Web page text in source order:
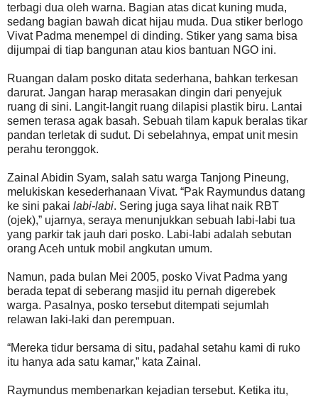
terbagi dua oleh warna. Bagian atas dicat kuning muda,
sedang bagian bawah dicat hijau muda. Dua stiker berlogo
Vivat Padma menempel di dinding. Stiker yang sama bisa
dijumpai di tiap bangunan atau kios bantuan NGO ini.
Ruangan dalam posko ditata sederhana, bahkan terkesan
darurat. Jangan harap merasakan dingin dari penyejuk
ruang di sini. Langit-langit ruang dilapisi plastik biru. Lantai
semen terasa agak basah. Sebuah tilam kapuk beralas tikar
pandan terletak di sudut. Di sebelahnya, empat unit mesin
perahu teronggok.
Zainal Abidin Syam, salah satu warga Tanjong Pineung,
melukiskan kesederhanaan Vivat. “Pak Raymundus datang
ke sini pakai labi-labi. Sering juga saya lihat naik RBT
(ojek),” ujarnya, seraya menunjukkan sebuah labi-labi tua
yang parkir tak jauh dari posko. Labi-labi adalah sebutan
orang Aceh untuk mobil angkutan umum.
Namun, pada bulan Mei 2005, posko Vivat Padma yang
berada tepat di seberang masjid itu pernah digerebek
warga. Pasalnya, posko tersebut ditempati sejumlah
relawan laki-laki dan perempuan.
“Mereka tidur bersama di situ, padahal setahu kami di ruko
itu hanya ada satu kamar,” kata Zainal.
Raymundus membenarkan kejadian tersebut. Ketika itu,